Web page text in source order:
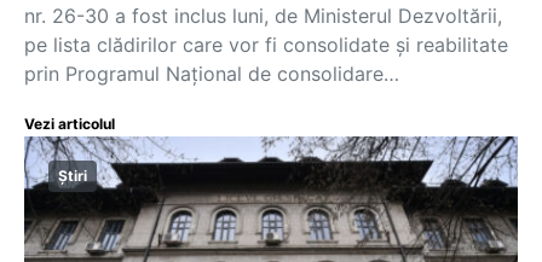
nr. 26-30 a fost inclus luni, de Ministerul Dezvoltării,
pe lista clădirilor care vor fi consolidate și reabilitate
prin Programul Naţional de consolidare…
Vezi articolul
Știri